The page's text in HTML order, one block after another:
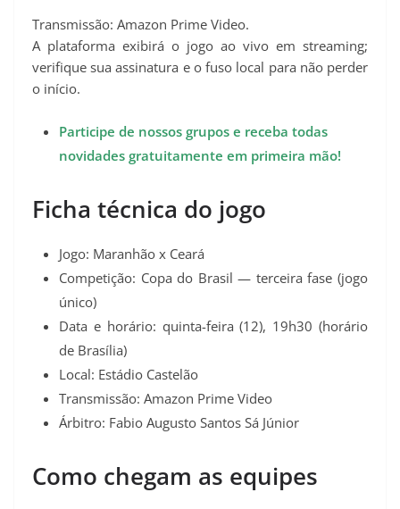
Transmissão: Amazon Prime Video.
A plataforma exibirá o jogo ao vivo em streaming;
verifique sua assinatura e o fuso local para não perder
o início.
Participe de nossos grupos e receba todas
novidades gratuitamente em primeira mão!
Ficha técnica do jogo
Jogo: Maranhão x Ceará
Competição: Copa do Brasil — terceira fase (jogo
único)
Data e horário: quinta-feira (12), 19h30 (horário
de Brasília)
Local: Estádio Castelão
Transmissão: Amazon Prime Video
Árbitro: Fabio Augusto Santos Sá Júnior
Como chegam as equipes